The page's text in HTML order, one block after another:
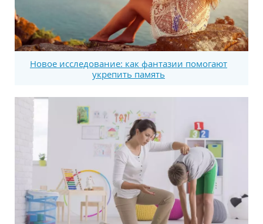
Новое исследование: как фантазии помогают
укрепить память